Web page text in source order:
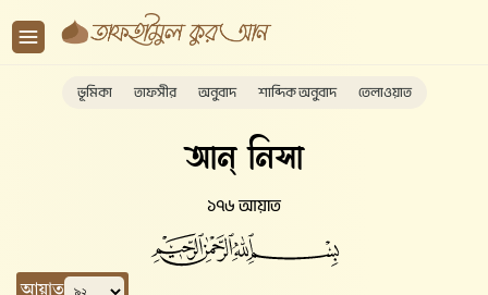
ভূমিকা তাফসীর অনুবাদ শাব্দিক অনুবাদ তেলাওয়াত
আন্ নিসা
১৭৬ আয়াত
আয়াত